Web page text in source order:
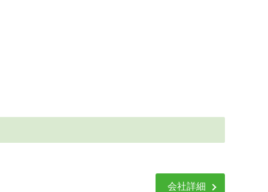
会社詳細